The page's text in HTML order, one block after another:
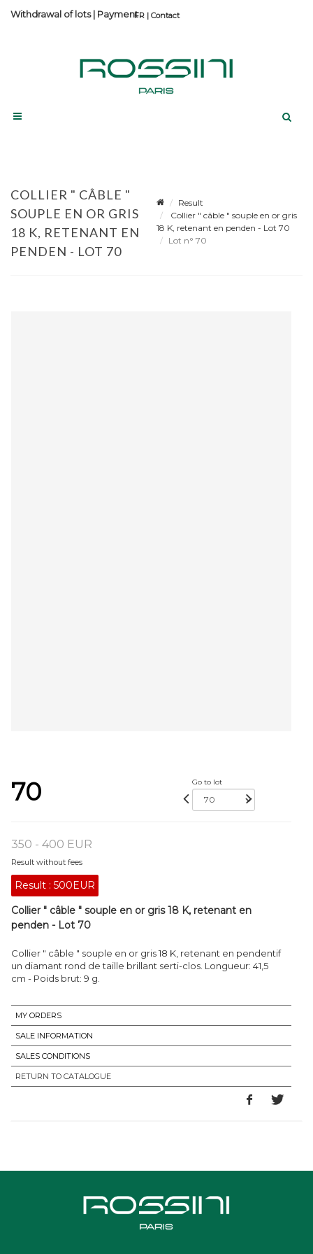
Contact
Withdrawal of lots| Payment
COLLIER " CÂBLE "
SOUPLE EN OR GRIS
18 K, RETENANT EN
PENDEN - LOT 70
Result
Collier " câble " souple en or gris
18 K, retenant en penden - Lot 70
Lot n° 70
70 Go to lot
350 - 400 EUR
Result without fees
Result : 500EUR
Collier " câble " souple en or gris 18 K, retenant en
penden - Lot 70
Collier " câble " souple en or gris 18 K, retenant en pendentif
un diamant rond de taille brillant serti-clos. Longueur: 41,5
cm - Poids brut: 9 g.
MY ORDERS
SALE INFORMATION
SALES CONDITIONS
RETURN TO CATALOGUE